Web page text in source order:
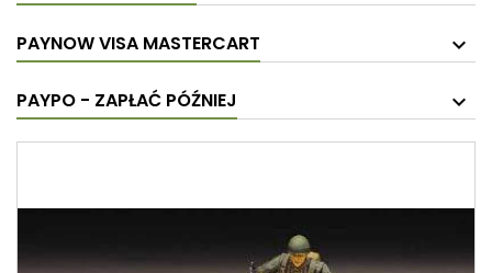
PAYNOW VISA MASTERCART
PAYPO - ZAPŁAĆ PÓŹNIEJ